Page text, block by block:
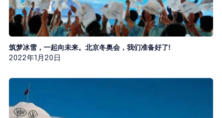
筑梦冰雪，一起向未来。北京冬奥会，我们准备好了!
2022年1月20日